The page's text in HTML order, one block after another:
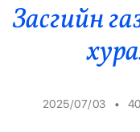
Эрүүл
Орон
Засгийн
2025/07/03 •